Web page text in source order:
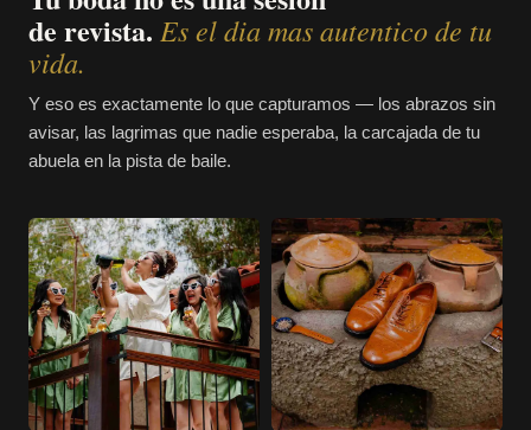
de revista. Es el dia mas autentico de tu
vida.
Y eso es exactamente lo que capturamos — los abrazos sin
avisar, las lagrimas que nadie esperaba, la carcajada de tu
abuela en la pista de baile.